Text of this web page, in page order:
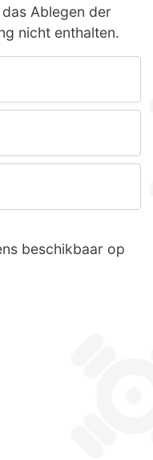
Ablegen der
nicht enthalten.
beschikbaar op